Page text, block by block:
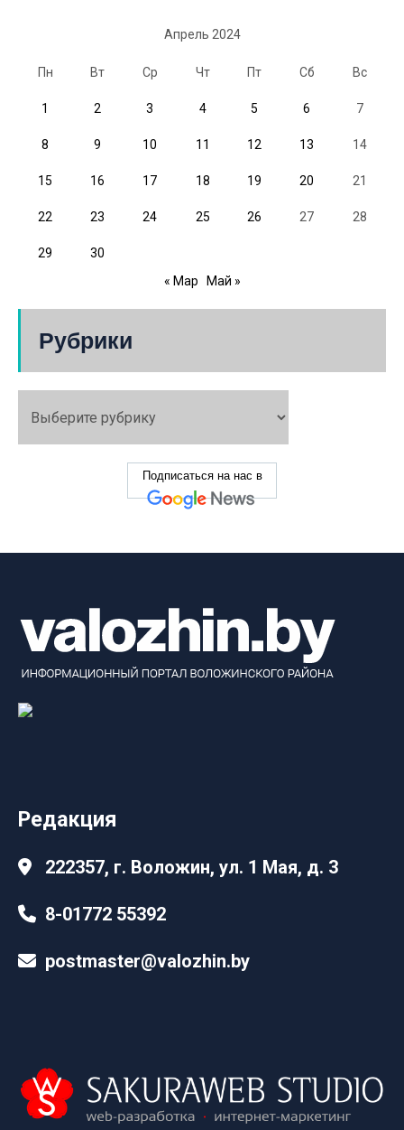
Апрель 2024
Пн Вт Ср Чт Пт Сб Вс
1 2 3 4 5 6 7
8 9 10 11 12 13 14
15 16 17 18 19 20 21
22 23 24 25 26 27 28
29
30
« Мар
Май »
Рубрики
Подписаться на нас в
Редакция
222357, г. Воложин, ул. 1 Мая, д. 3
8-01772 55392
postmaster@valozhin.by